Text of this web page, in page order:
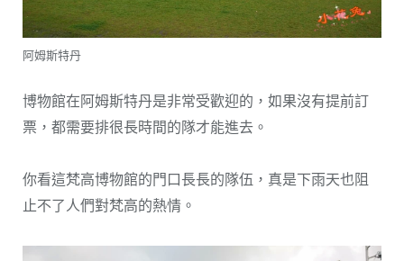
阿姆斯特丹
博物館在阿姆斯特丹是非常受歡迎的，如果沒有提前訂
票，都需要排很長時間的隊才能進去。
你看這梵高博物館的門口長長的隊伍，真是下雨天也阻
止不了人們對梵高的熱情。